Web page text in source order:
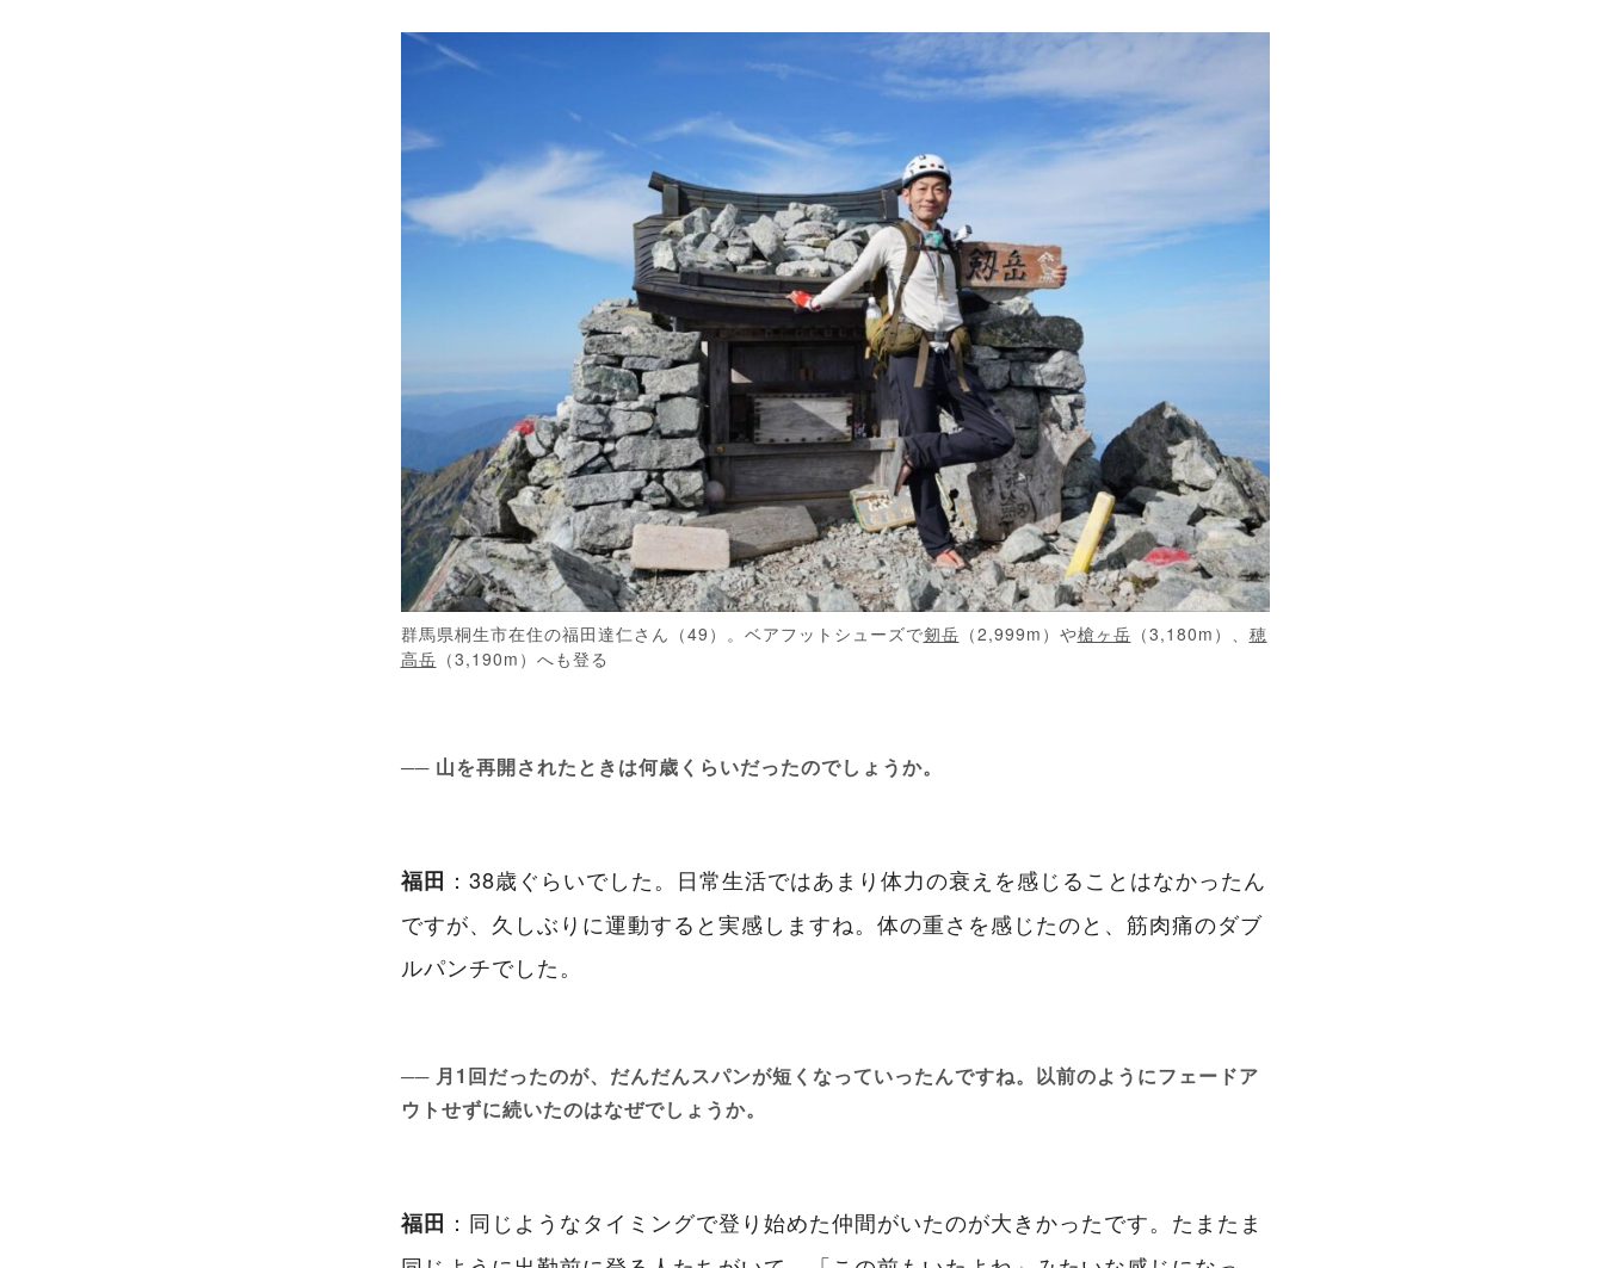
群馬県桐生市在住の福田達仁さん（49）。ベアフットシューズで剱岳 （2,999m）や槍ヶ岳 （3,180m）、 穂
高岳 （3,190m）へも登る
── 山を再開されたときは何歳くらいだったのでしょうか。
福田 ：38歳ぐらいでした。日常生活ではあまり体力の衰えを感じることはなかったん
ですが、久しぶりに運動すると実感しますね。体の重さを感じたのと、筋肉痛のダブ
ルパンチでした。
── 月1回だったのが、だんだんスパンが短くなっていったんですね。以前のようにフェードア
ウトせずに続いたのはなぜでしょうか。
福田 ：同じようなタイミングで登り始めた仲間がいたのが大きかったです。たまたま